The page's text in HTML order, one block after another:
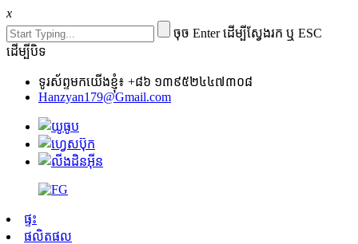
x
ចុច Enter ដើម្បីស្វែងរក ឬ ESC
ដើម្បីបិទ
ទូរស័ព្ទមកយើងខ្ញុំ៖ +៨៦ ១៣៩៥២៤៤៧៣០៨
Hanzyan179@Gmail.com
ផ្ទះ
ផលិតផល